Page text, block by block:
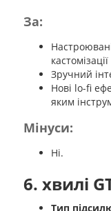
За:
кастомізації
Зручний
Нові lo-fi
яким
Мінуси:
Ні.
6. хвилі
Тип